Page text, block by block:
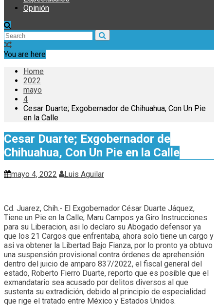
Opinión
You are here
Home
2022
mayo
4
Cesar Duarte; Exgobernador de Chihuahua, Con Un Pie
en la Calle
Cesar Duarte; Exgobernador de
Chihuahua, Con Un Pie en la Calle
mayo 4, 2022 Luis Aguilar
Cd. Juarez, Chih.- El Exgobernador César Duarte Jáquez,
Tiene un Pie en la Calle, Maru Campos ya Giro Instrucciones
para su Liberacion, asi lo declaro su Abogado defensor ya
que los 21 Cargos que enfrentaba, ahora solo tiene un cargo y
asi va obtener la Libertad Bajo Fianza, por lo pronto ya obtuvo
una suspensión provisional contra órdenes de aprehensión
dentro del juicio de amparo 837/2022, el fiscal general del
estado, Roberto Fierro Duarte, reporto que es posible que el
exmandatario sea acusado por delitos diversos al que
sustenta su extradición, debido al principio de especialidad
que rige el tratado entre México y Estados Unidos.